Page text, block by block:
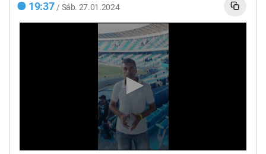
19:37 / Sáb. 27.01.2024